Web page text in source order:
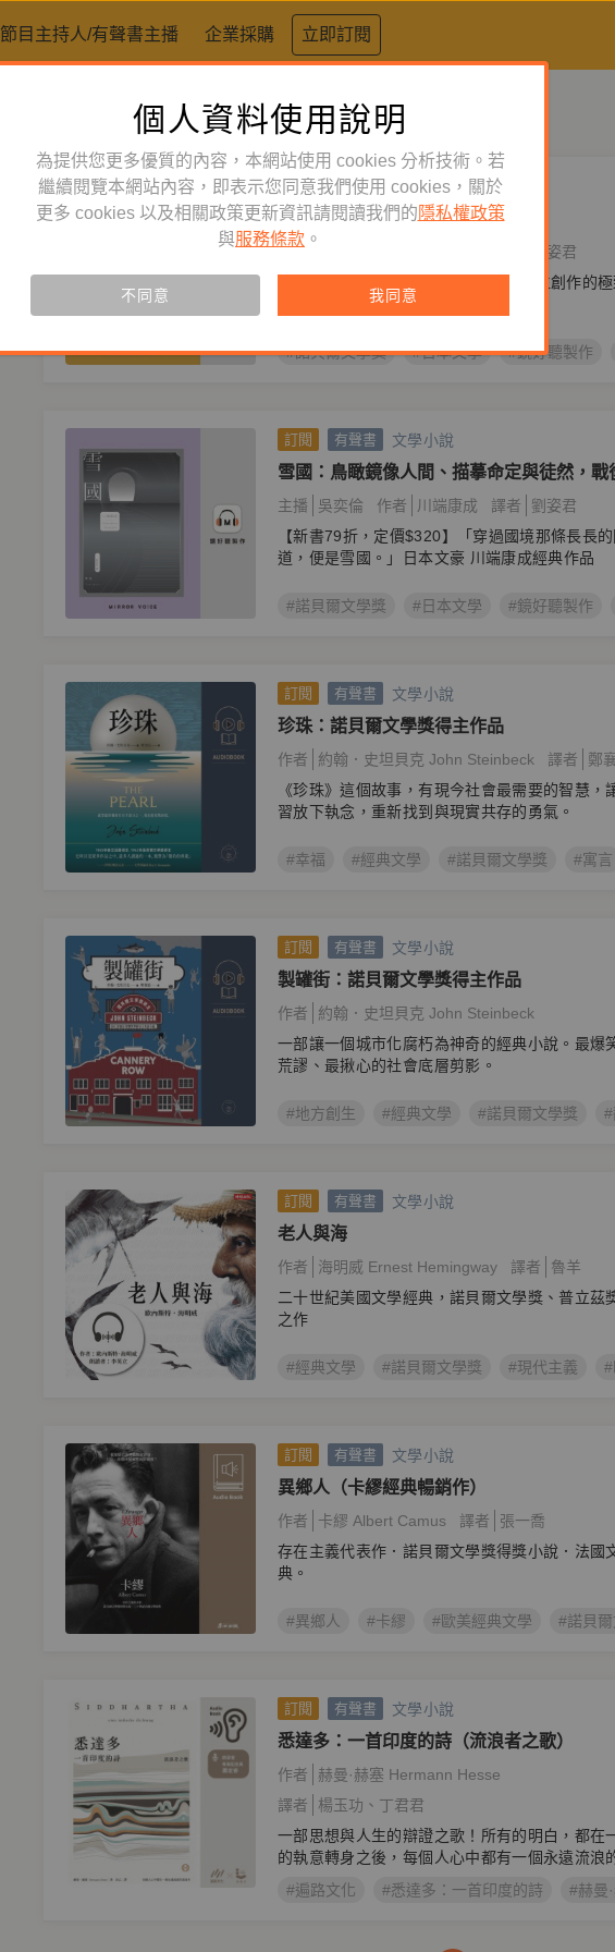
節目主持人/有聲書主播 企業採購 立即訂閱
諾貝爾文學獎
訂閱 有聲書 文學小說
伊豆的舞孃
主播
劉姿君
【新書79折，定價$320】影響文豪一生創作的
愛，開啟川端文學的成名之作。
#諾貝爾文學獎 #日本文學 #鏡好聽製作
訂閱 有聲書 文學小說
雪國：鳥瞰鏡像人間、描摹命定與徒然，戰
端文學獲得世界矚目之作
主播 吳奕倫 作者 川端康成 譯者
劉姿君
【新書79折，定價$320】「穿過國境那條長長
道，便是雪國。」日本文豪 川端康成經典作品
#諾貝爾文學獎 #日本文學 #鏡好聽製作
訂閱 有聲書 文學小說
珍珠：諾貝爾文學獎得主作品
作者 約翰．史坦貝克 John Steinbeck 譯者
鄭
《珍珠》這個故事，有現今社會最需要的智慧，
習放下執念，重新找到與現實共存的勇氣。
#幸福 #經典文學 #諾貝爾文學獎 #寓言
訂閱 有聲書 文學小說
製罐街：諾貝爾文學獎得主作品
作者
約翰．史坦貝克 John Steinbeck
一部讓一個城市化腐朽為神奇的經典小說。最爆
荒謬、最揪心的社會底層剪影。
#地方創生 #經典文學 #諾貝爾文學獎 #
訂閱 有聲書 文學小說
老人與海
作者 海明威 Ernest Hemingway 譯者
魯羊
二十世紀美國文學經典，諾貝爾文學獎、普立茲
之作
#經典文學 #諾貝爾文學獎 #現代主義 #
訂閱 有聲書 文學小說
異鄉人（卡繆經典暢銷作）
作者 卡繆 Albert Camus 譯者
張一喬
存在主義代表作．諾貝爾文學獎得獎小說．法國
典。
#異鄉人 #卡繆 #歐美經典文學 #諾貝
訂閱 有聲書 文學小說
悉達多：一首印度的詩（流浪者之歌）
作者
赫曼·赫塞 Hermann Hesse
譯者
楊玉功
丁君君
一部思想與人生的辯證之歌！所有的明白，都在
的執意轉身之後，每個人心中都有一個永遠流浪
多。
#遍路文化 #悉達多：一首印度的詩 #赫曼
個人資料使用說明
為提供您更多優質的內容，本網站使用 cookies 分析技術。若
繼續閱覽本網站內容，即表示您同意我們使用 cookies，關於
更多 cookies 以及相關政策更新資訊請閱讀我們的 隱私權政策
與服務條款 。
不同意 我同意